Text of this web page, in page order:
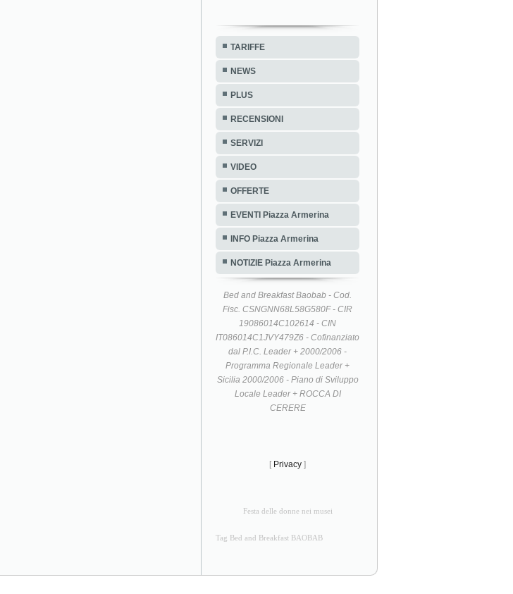
TARIFFE
NEWS
PLUS
RECENSIONI
SERVIZI
VIDEO
OFFERTE
EVENTI Piazza Armerina
INFO Piazza Armerina
NOTIZIE Piazza Armerina
Bed and Breakfast Baobab - Cod.
Fisc. CSNGNN68L58G580F - CIR
19086014C102614 - CIN
IT086014C1JVY479Z6 - Cofinanziato
dal P.I.C. Leader + 2000/2006 -
Programma Regionale Leader +
Sicilia 2000/2006 - Piano di Sviluppo
Locale Leader + ROCCA DI
CERERE
[ Privacy ]
Festa delle donne nei musei
Tag Bed and Breakfast BAOBAB